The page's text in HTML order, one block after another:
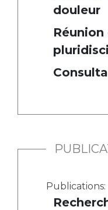
douleur
Publications: